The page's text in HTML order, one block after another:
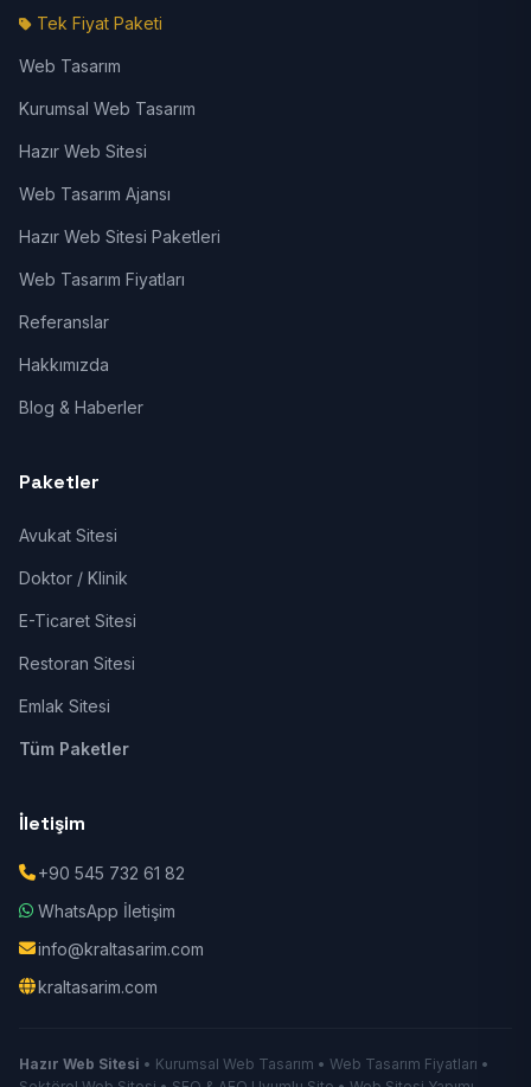
Tek Fiyat Paketi
Web Tasarım
Kurumsal Web Tasarım
Hazır Web Sitesi
Web Tasarım Ajansı
Hazır Web Sitesi Paketleri
Web Tasarım Fiyatları
Referanslar
Hakkımızda
Blog & Haberler
Paketler
Avukat Sitesi
Doktor / Klinik
E-Ticaret Sitesi
Restoran Sitesi
Emlak Sitesi
Tüm Paketler
İletişim
+90 545 732 61 82
WhatsApp İletişim
info@kraltasarim.com
kraltasarim.com
Hazır Web Sitesi • Kurumsal Web Tasarım • Web Tasarım Fiyatları •